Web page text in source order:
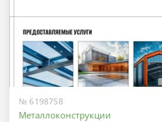
№ 6198758
Металлоконструкции